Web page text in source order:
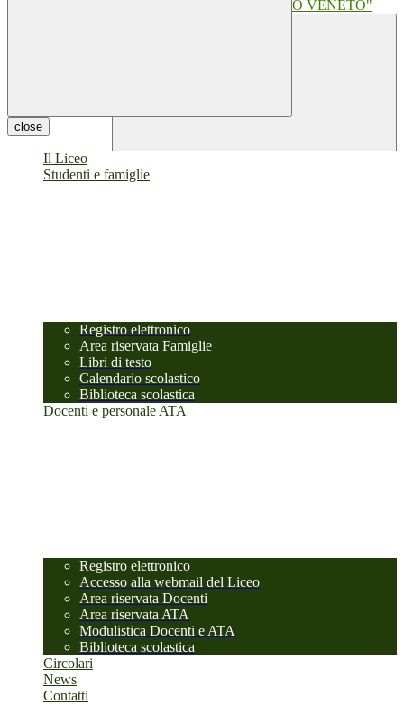
close
Il Liceo
Studenti e famiglie
Registro elettronico
Area riservata Famiglie
Libri di testo
Calendario scolastico
Biblioteca scolastica
Docenti e personale ATA
Registro elettronico
Accesso alla webmail del Liceo
Area riservata Docenti
Area riservata ATA
Modulistica Docenti e ATA
Biblioteca scolastica
Circolari
News
Contatti